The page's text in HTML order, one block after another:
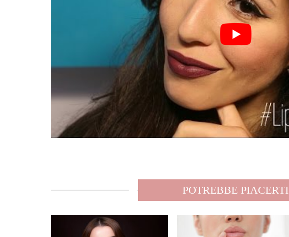
POTREBBE PIACERTI